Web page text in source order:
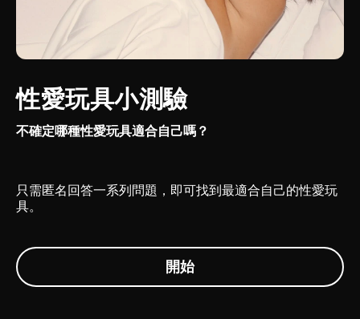
性愛玩具小測驗
不確定哪種性愛玩具適合自己嗎？
只需匿名回答一系列問題，即可找到最適合自己的性愛玩
具。